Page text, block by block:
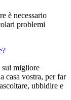
è necessario
problemi
sul migliore
casa vostra, per far
ubbidire e